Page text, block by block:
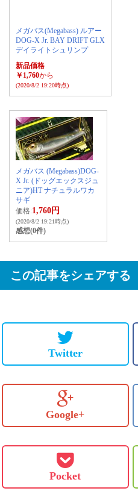
メガバス(Megabass) ルアー
DOG-X Jr. BAY DRIFT GLX
デイライトシュリンプ
新品価格
￥1,760から
(2020/8/2 19:20時点)
メガバス (Megabass)DOG-
X Jr. (ドッグエックスジュ
ニア)HT ナチュラルワカ
サギ
価格:1,760円
(2020/8/2 19:21時点)
感想(0件)
この記事をシェアする
Twitter
Google+
Pocket